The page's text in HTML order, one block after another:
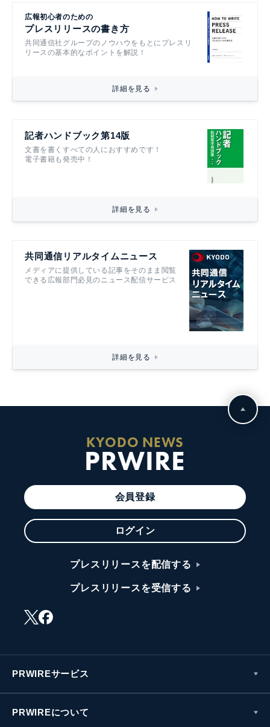
広報初心者のための
プレスリリースの書き方
共同通信社グループのノウハウをもとにプレスリ
リースの基本的なポイントを解説！
詳細を見る
記者ハンドブック第14版
文書を書くすべての人におすすめです！
電子書籍も発売中！
詳細を見る
共同通信リアルタイムニュース
メディアに提供している記事をそのまま閲覧
できる広報部門必見のニュース配信サービス
詳細を見る
KYODO NEWS
PRWIRE
会員登録
ログイン
プレスリリースを配信する
プレスリリースを受信する
PRWIREサービス
PRWIREについて